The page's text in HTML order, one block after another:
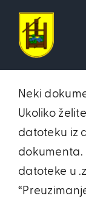
content
Neki
Ukoliko
datoteku iz
dokumenta.
datoteke u